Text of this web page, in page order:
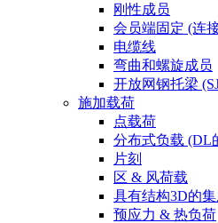
刚性成员
会员端固定 (连
电缆线
弯曲和螺旋成员
开放网钢托梁
施加载荷
点载荷
分布式负载 (DL
片刻
区 & 风荷载
具有结构3D的
预应力 & 热负荷